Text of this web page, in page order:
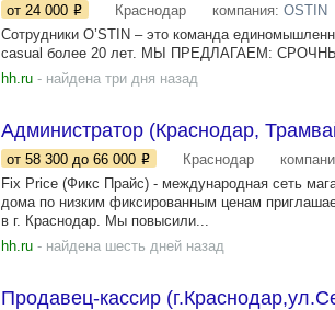
от 24 000 Краснодар компания: OSTIN
Сотрудники O’STIN – это команда
casual более 20 лет. МЫ ПРЕДЛАГАЕМ:
hh.ru - найдена три дня назад
Администратор (Краснодар,
от 58 300 до 66 000 Краснодар
Fix Price (Фикс Прайс) - международная сеть
дома по низким фиксированным ценам
в г. Краснодар. Мы повысили...
hh.ru - найдена шесть дней назад
Продавец-кассир